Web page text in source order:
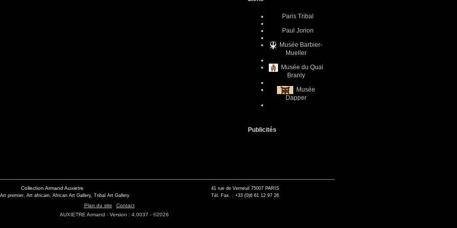
Paris Tribal
Paul Jorion
Musée Barbier-
Mueller
Musée du Quai
Branly
Musée
Dapper
Publicités
Collection Armand Auxietre
premier, Art africain, African Art Gallery, Tribal Art Gallery
41 rue de Verneuil 75007 PARIS
Tél. Fax. : +33 (0)6 61 12 97 26
Plan du site
Contact
AUXIETRE Armand - Version : 4.0037 - ©2026